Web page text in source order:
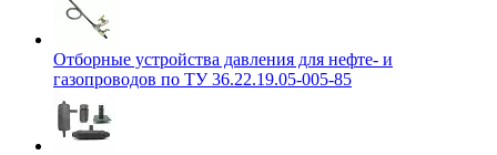
Отборные устройства давления для нефте- и
газопроводов по ТУ 36.22.19.05-005-85